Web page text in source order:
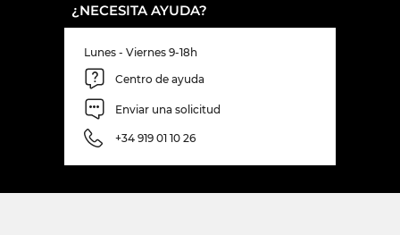
¿NECESITA AYUDA?
Lunes - Viernes 9-18h
Centro de ayuda
Enviar una solicitud
+34 919 01 10 26